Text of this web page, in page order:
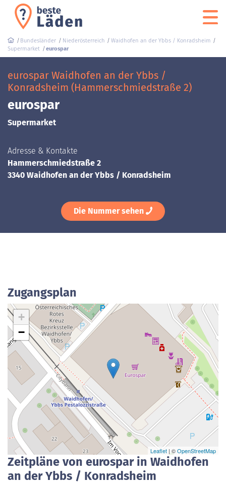
Bundesländer Niederösterreich
Waidhofen an der Ybbs / Konradsheim
Supermarket
eurospar
eurospar Waidhofen an der Ybbs /
Konradsheim (Hammerschmiedstraße 2)
eurospar
Supermarket
Adresse & Kontakte
Hammerschmiedstraße 2
3340 Waidhofen an der Ybbs / Konradsheim
Die Nummer sehen
Zugangsplan
+
−
Leaflet | ©OpenStreetMap
Zeitpläne von eurospar in Waidhofen
an der Ybbs / Konradsheim